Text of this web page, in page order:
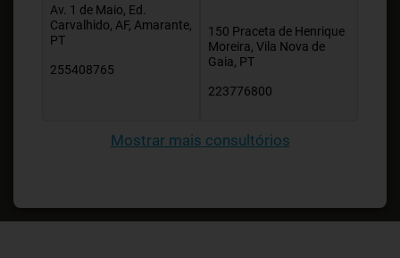
Av. 1 de Maio, Ed.
Carvalhido, AF, Amarante,
PT
255408765
150 Praceta de Henrique
Moreira, Vila Nova de
Gaia, PT
223776800
Mostrar mais consultórios